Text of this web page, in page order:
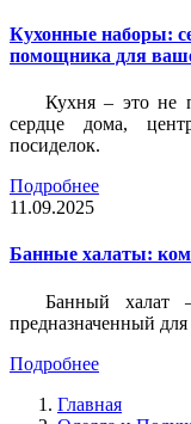
Кухонные наборы:
помощника для
Кухня – это не
сердце дома,
посиделок.
Подробнее
11.09.2025
Банные халаты:
Банный халат
предназначенный
Подробнее
Главная